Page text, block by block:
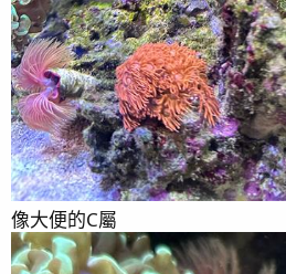
像大便的C屬